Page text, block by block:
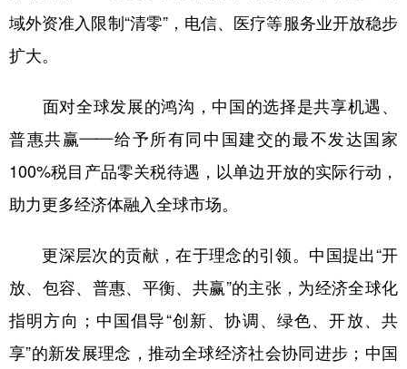
域外资准入限制“清零”，电信、医疗等服务业开放稳步
扩大。
面对全球发展的鸿沟，中国的选择是共享机遇、
普惠共赢——给予所有同中国建交的最不发达国家
100%税目产品零关税待遇，以单边开放的实际行动，
助力更多经济体融入全球市场。
更深层次的贡献，在于理念的引领。中国提出“开
放、包容、普惠、平衡、共赢”的主张，为经济全球化
指明方向；中国倡导“创新、协调、绿色、开放、共
享”的新发展理念，推动全球经济社会协同进步；中国